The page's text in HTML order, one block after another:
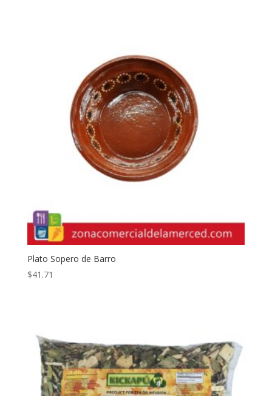
Plato Sopero de Barro
$41.71